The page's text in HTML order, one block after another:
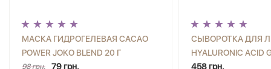
МАСКА ГИДРОГЕЛЕВАЯ CACAO
POWER JOKO BLEND 20 Г
98 грн. 79 грн.
СЫВОРОТКА ДЛЯ
HYALURONIC ACID
POWER JOKO
458 грн.